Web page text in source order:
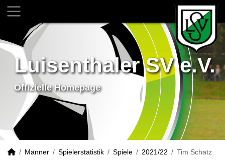
Luisenthaler SV e.V.
Offizielle Homepage
Männer Spielerstatistik Spiele 2021/22 Tim Schatz